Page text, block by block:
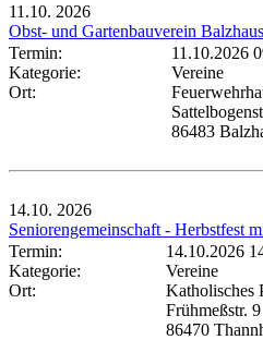
11.10. 2026
Obst- und Gartenbauverein
Termin:
11.10.2026
Kategorie:
Vereine
Ort:
86483
14.10. 2026
Seniorengemeinschaft - Herbstfest
Termin:
14.10.2026
Kategorie:
Vereine
Ort:
Katholisches
Frühmeßstr. 9
86470